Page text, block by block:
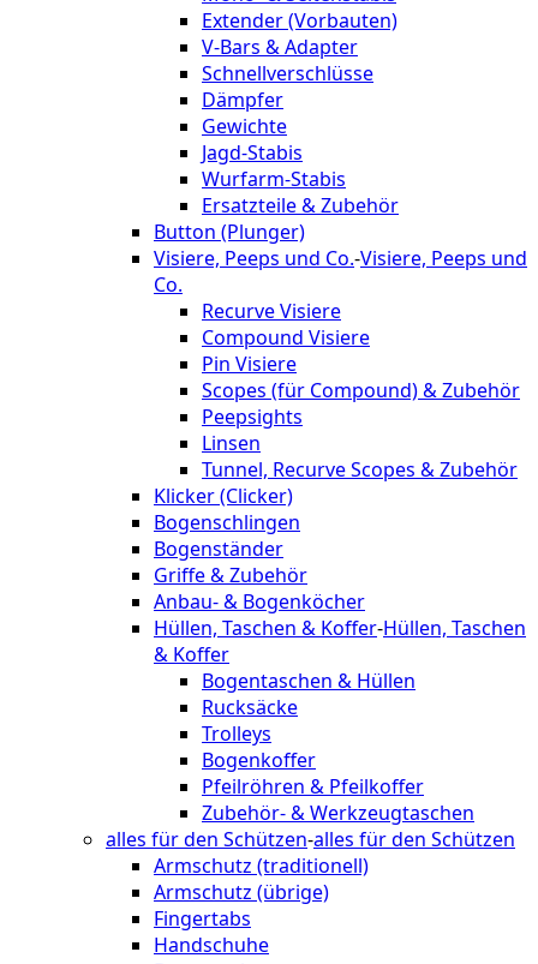
Extender (Vorbauten)
V-Bars & Adapter
Schnellverschlüsse
Dämpfer
Gewichte
Jagd-Stabis
Wurfarm-Stabis
Ersatzteile & Zubehör
Button (Plunger)
Visiere, Peeps und Co.-Visiere, Peeps und
Co.
Recurve Visiere
Compound Visiere
Pin Visiere
Scopes (für Compound) & Zubehör
Peepsights
Linsen
Tunnel, Recurve Scopes & Zubehör
Klicker (Clicker)
Bogenschlingen
Bogenständer
Griffe & Zubehör
Anbau- & Bogenköcher
Hüllen, Taschen & Koffer-Hüllen, Taschen
& Koffer
Bogentaschen & Hüllen
Rucksäcke
Trolleys
Bogenkoffer
Pfeilröhren & Pfeilkoffer
Zubehör- & Werkzeugtaschen
alles für den Schützen-alles für den Schützen
Armschutz (traditionell)
Armschutz (übrige)
Fingertabs
Handschuhe